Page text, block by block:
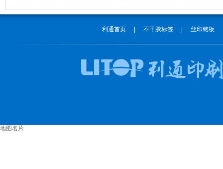
利通首页 不干胶标签 丝印铭板
地图名片